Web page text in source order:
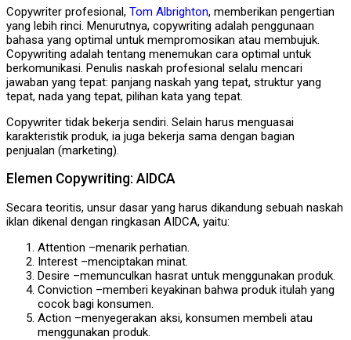
Copywriter profesional, Tom Albrighton, memberikan pengertian
yang lebih rinci. Menurutnya, copywriting adalah penggunaan
bahasa yang optimal untuk mempromosikan atau membujuk.
Copywriting adalah tentang menemukan cara optimal untuk
berkomunikasi. Penulis naskah profesional selalu mencari
jawaban yang tepat: panjang naskah yang tepat, struktur yang
tepat, nada yang tepat, pilihan kata yang tepat.
Copywriter tidak bekerja sendiri. Selain harus menguasai
karakteristik produk, ia juga bekerja sama dengan bagian
penjualan (marketing).
Elemen Copywriting: AIDCA
Secara teoritis, unsur dasar yang harus dikandung sebuah naskah
iklan dikenal dengan ringkasan AIDCA, yaitu:
Attention –menarik perhatian.
Interest –menciptakan minat.
Desire –memunculkan hasrat untuk menggunakan produk.
Conviction –memberi keyakinan bahwa produk itulah yang
cocok bagi konsumen.
Action –menyegerakan aksi, konsumen membeli atau
menggunakan produk.